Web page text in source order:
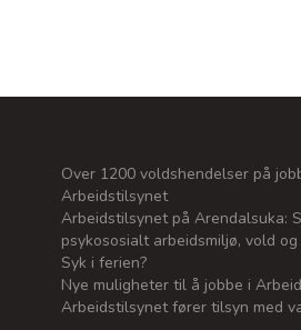
Over 1200 voldshendelser på
Arbeidstilsynet
Arbeidstilsynet på Arendalsuka:
psykososialt arbeidsmiljø, vold
Syk i ferien?
Nye muligheter til å jobbe i
Arbeidstilsynet fører tilsyn med